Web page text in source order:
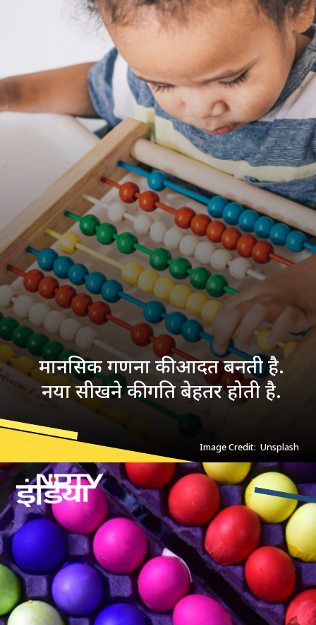
मानसिक गणना की आदत बनती है.
नया सीखने की गति बेहतर होती है.
Image Credit: Unsplash